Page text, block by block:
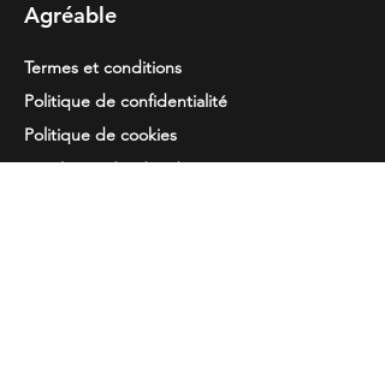
Agréable
Termes et conditions
Politique de confidentialité
Politique de cookies
Resolution de des disputes